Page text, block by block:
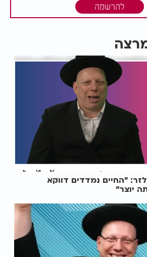
להרשמה
"החיים נמדדים דווקא
יוצר"